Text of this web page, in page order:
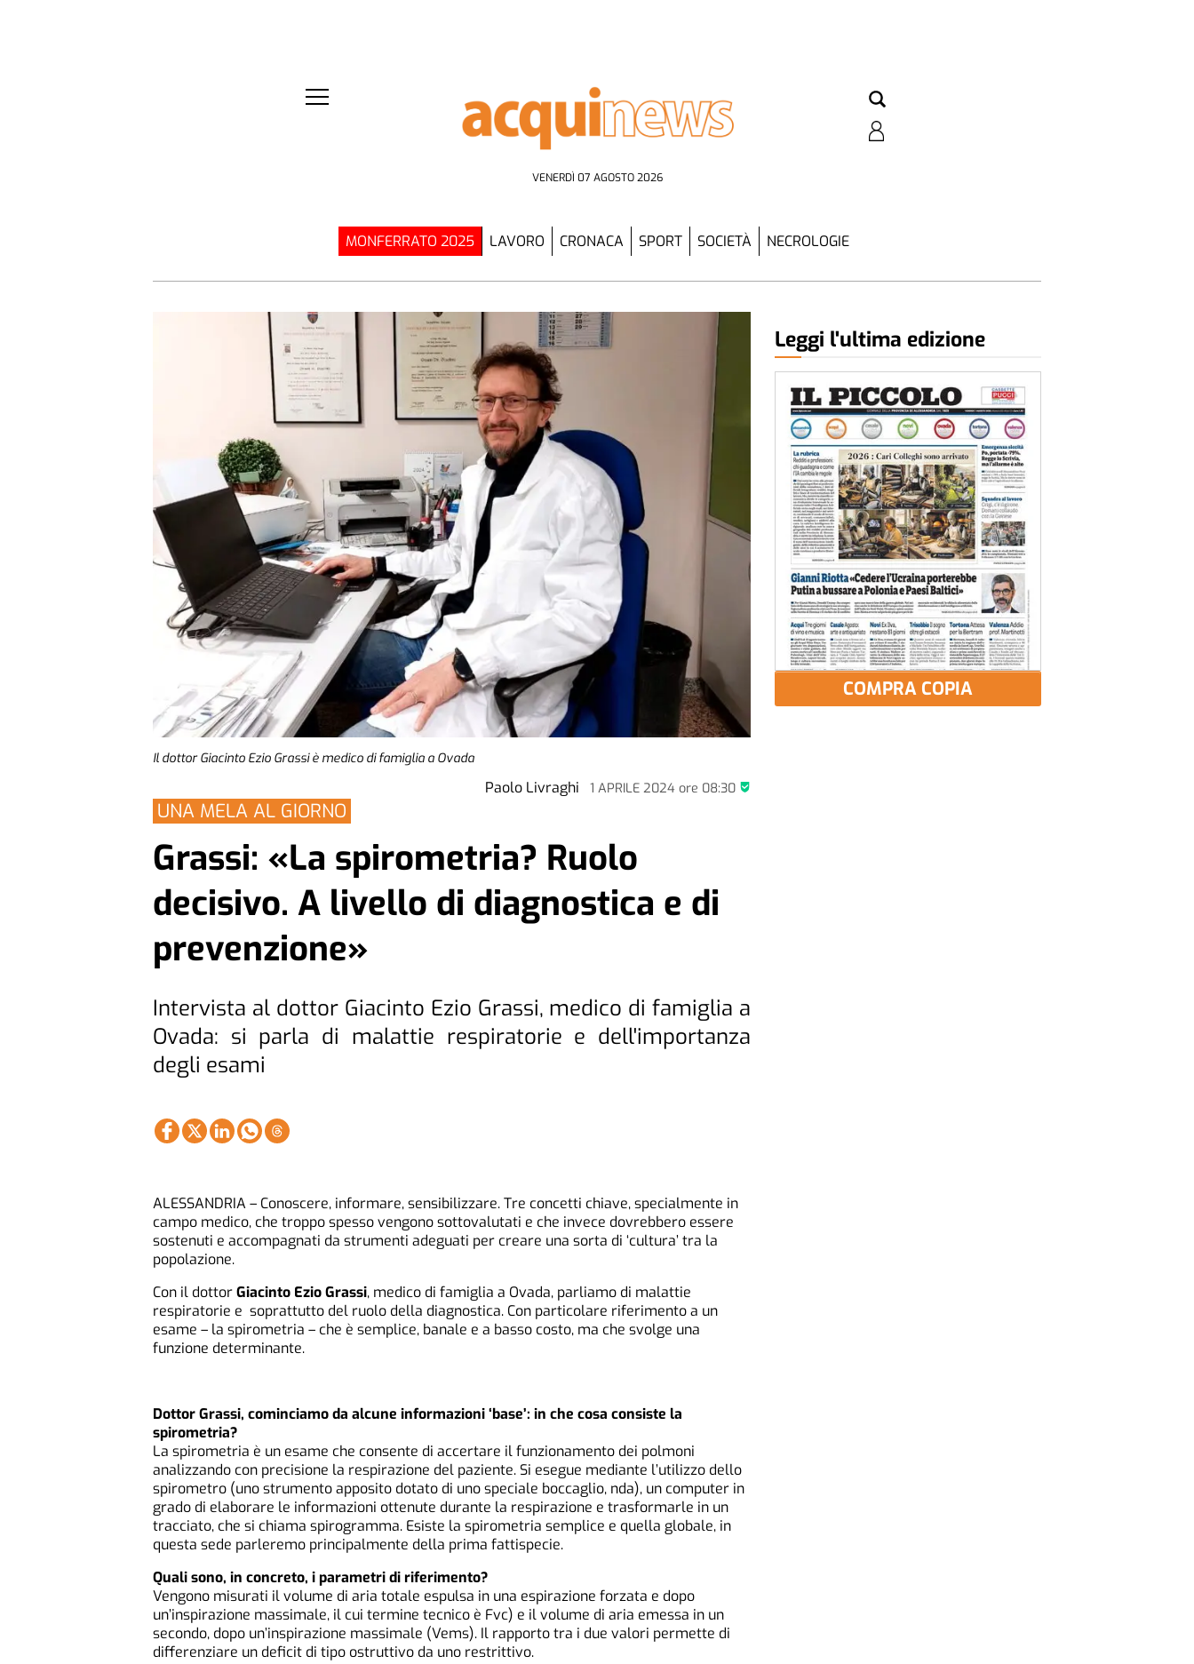
VENERDÌ 07 AGOSTO 2026
MONFERRATO 2025 LAVORO CRONACA SPORT SOCIETÀ NECROLOGIE
Il dottor Giacinto Ezio Grassi è medico di famiglia a Ovada
Paolo Livraghi 1 APRILE 2024ore 08:30
UNA MELA AL GIORNO
Grassi: «La spirometria? Ruolo
decisivo. A livello di diagnostica e di
prevenzione»
Intervista al dottor Giacinto Ezio Grassi, medico di famiglia a
Ovada: si parla di malattie respiratorie e dell'importanza
degli esami
ALESSANDRIA – Conoscere, informare, sensibilizzare. Tre concetti chiave, specialmente in
campo medico, che troppo spesso vengono sottovalutati e che invece dovrebbero essere
sostenuti e accompagnati da strumenti adeguati per creare una sorta di ‘cultura’ tra la
popolazione.
Con il dottorGiacinto Ezio Grassi, medico di famiglia a Ovada, parliamo di malattie
respiratorie e soprattutto del ruolo della diagnostica. Con particolare riferimento a un
esame – la spirometria – che è semplice, banale e a basso costo, ma che svolge una
funzione determinante.
Dottor Grassi, cominciamo da alcune informazioni ‘base’: in che cosa consiste la
spirometria?
La spirometria è un esame che consente di accertare il funzionamento dei polmoni
analizzando con precisione la respirazione del paziente. Si esegue mediante l’utilizzo dello
spirometro (uno strumento apposito dotato di uno speciale boccaglio, nda), un computer in
grado di elaborare le informazioni ottenute durante la respirazione e trasformarle in un
tracciato, che si chiama spirogramma. Esiste la spirometria semplice e quella globale, in
questa sede parleremo principalmente della prima fattispecie.
Quali sono, in concreto, i parametri di riferimento?
Vengono misurati il volume di aria totale espulsa in una espirazione forzata e dopo
un’inspirazione massimale, il cui termine tecnico è Fvc) e il volume di aria emessa in un
secondo, dopo un’inspirazione massimale (Vems). Il rapporto tra i due valori permette di
differenziare un deficit di tipo ostruttivo da uno restrittivo.
Leggi l'ultima edizione
COMPRA COPIA